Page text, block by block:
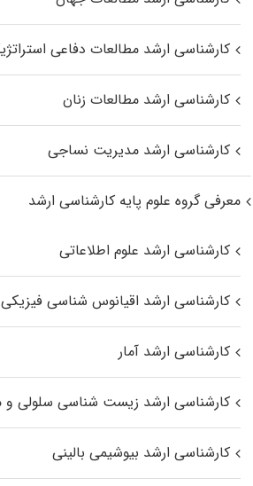
کارشناسی ارشد مطالعات دفاعی
کارشناسی ارشد مطالعات زنان
کارشناسی ارشد مدیریت نساجی
معرفی گروه علوم پایه کارشناسی ارشد
کارشناسی ارشد علوم اطلاعاتی
کارشناسی ارشد اقیانوس‌ شناسی فیزیکی
کارشناسی ارشد آمار
کارشناسی ارشد زیست شناسی سلولی و
کارشناسی ارشد بیوشیمی بالینی